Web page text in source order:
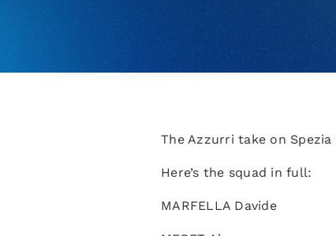
The Azzurri take on
Here’s the squad in full:
MARFELLA Davide